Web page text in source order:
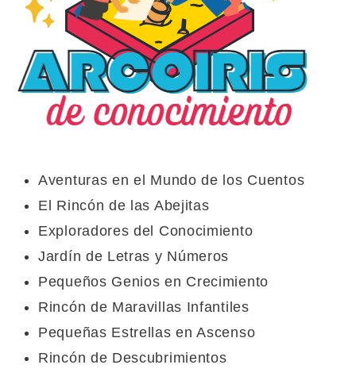
Aventuras en el Mundo de los Cuentos
El Rincón de las Abejitas
Exploradores del Conocimiento
Jardín de Letras y Números
Pequeños Genios en Crecimiento
Rincón de Maravillas Infantiles
Pequeñas Estrellas en Ascenso
Rincón de Descubrimientos